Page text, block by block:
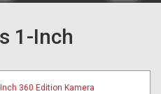
Başla
1-Inch